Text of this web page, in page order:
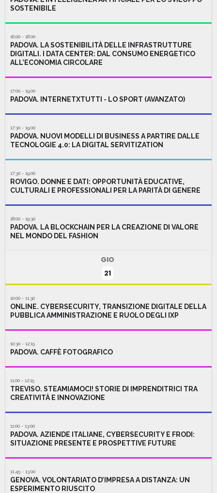
SOSTENIBILE
16:00 - 18:00
PADOVA. LA SOSTENIBILITÀ DELLE INFRASTRUTTURE
DIGITALI. I DATA CENTER: DAL CONSUMO ENERGETICO
ALL’ECONOMIA CIRCOLARE
17:00 - 19:00
PADOVA. INTERNETXTUTTI - LO SPORT (AVANZATO)
17:30 - 19:00
PADOVA. NUOVI MODELLI DI BUSINESS A PARTIRE DALLE
TECNOLOGIE 4.0: LA DIGITAL SERVITIZATION
17:30 - 19:00
ROVIGO. DONNE E DATI: OPPORTUNITÀ EDUCATIVE,
CULTURALI E PROFESSIONALI PER LA PARITÀ DI GENERE
18:00 - 19:30
PADOVA. LA BLOCKCHAIN PER LA CREAZIONE DI VALORE
NEL MONDO DEL FASHION
GIO
21
10:00 - 11:30
ONLINE. CYBERSECURITY, TRANSIZIONE DIGITALE DELLA
PUBBLICA AMMINISTRAZIONE E RUOLO DEGLI IXP
10:30 - 12:15
PADOVA. CAFFÈ FOTOGRAFICO
11:00 - 12:15
TREVISO. STEAMIAMOCI! STORIE DI IMPRENDITRICI TRA
CREATIVITÀ E INNOVAZIONE
11:00 - 13:00
PADOVA. AZIENDE ITALIANE, CYBERSECURITY E FRODI:
SITUAZIONE PRESENTE E PROSPETTIVE FUTURE
11:45 - 13:00
GENOVA. VOLONTARIATO D’IMPRESA A DISTANZA: UN
ESPERIMENTO RIUSCITO